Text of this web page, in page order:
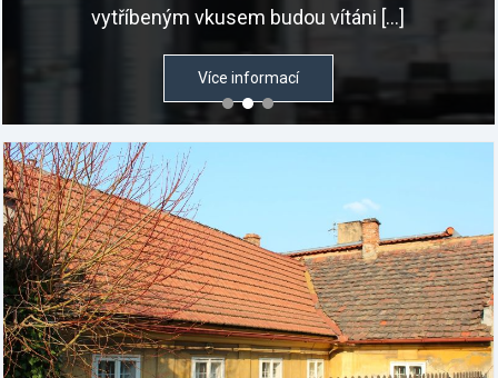
vytříbeným vkusem budou vítáni […]
Více informací